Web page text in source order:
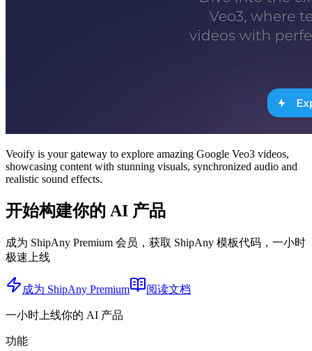
Veoify is your gateway to explore amazing Google Veo3 videos,
showcasing content with stunning visuals, synchronized audio and
realistic sound effects.
开始构建你的 AI 产品
成为 ShipAny Premium 会员，获取 ShipAny 模板代码，一小时
极速上线
成为 ShipAny Premium 阅读文档
一小时上线你的 AI 产品
功能